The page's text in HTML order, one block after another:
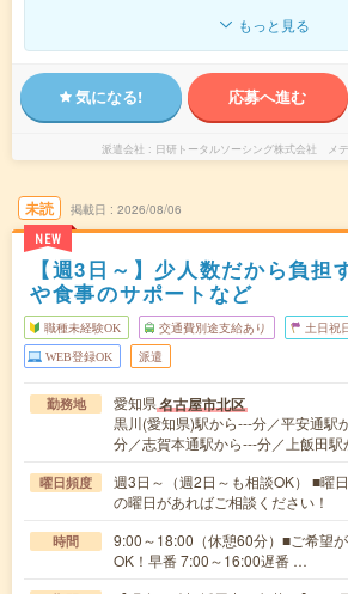
もっと見る
気になる! 応募へ進む
派遣会社 日研トータルソーシング株式会社 メ
未読
NEW
掲載日 2026/08/06
【週3日～】少人数だから負担
や食事のサポートなど
職種未経験OK 交通費別途支給あり 土日祝
WEB登録OK 派遣
勤務地 愛知県名古屋市北区
黒川(愛知県)駅から---分／平安通駅
分／志賀本通駅から---分／上飯田駅
曜日頻度
週3日～（週2日～も相談OK） ■曜
の曜日があればご相談ください！
時間
9:00～18:00（休憩60分）■ご希望
OK！早番 7:00～16:00遅番 …